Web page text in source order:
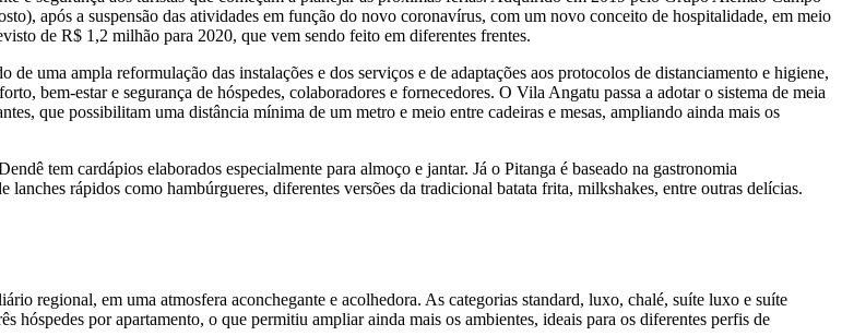
após a suspensão das atividades em função do novo coronavírus, com um novo conceito de hospitalidade, em meio
de R$ 1,2 milhão para 2020, que vem sendo feito em diferentes frentes.
uma ampla reformulação das instalações e dos serviços e de adaptações aos protocolos de distanciamento e higiene,
bem-estar e segurança de hóspedes, colaboradores e fornecedores. O Vila Angatu passa a adotar o sistema de meia
que possibilitam uma distância mínima de um metro e meio entre cadeiras e mesas, ampliando ainda mais os
tem cardápios elaborados especialmente para almoço e jantar. Já o Pitanga é baseado na gastronomia
rápidos como hambúrgueres, diferentes versões da tradicional batata frita, milkshakes, entre outras delícias.
regional, em uma atmosfera aconchegante e acolhedora. As categorias standard, luxo, chalé, suíte luxo e suíte
hóspedes por apartamento, o que permitiu ampliar ainda mais os ambientes, ideais para os diferentes perfis de